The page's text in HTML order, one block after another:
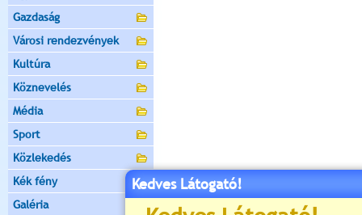
Gazdaság
Városi rendezvények
Kultúra
Köznevelés
Média
Sport
Közlekedés
Kék fény
Galéria
Kedves Látogató!